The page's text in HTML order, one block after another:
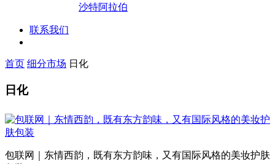
沙特阿拉伯
联系我们
首页 细分市场 日化
日化
包联网｜东情西韵，既有东方韵味，又有国际风格的美妆护肤